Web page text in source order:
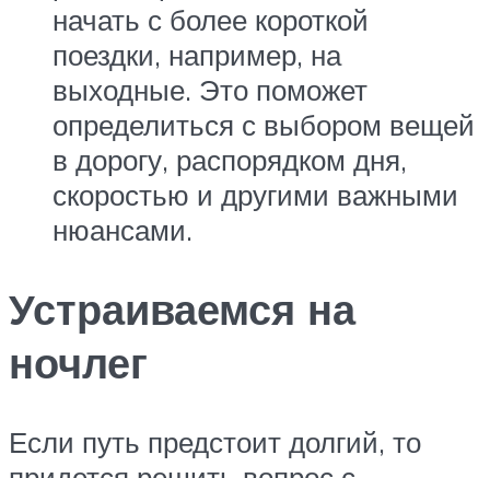
начать с более короткой
поездки, например, на
выходные. Это поможет
определиться с выбором вещей
в дорогу, распорядком дня,
скоростью и другими важными
нюансами.
Устраиваемся на
ночлег
Если путь предстоит долгий, то